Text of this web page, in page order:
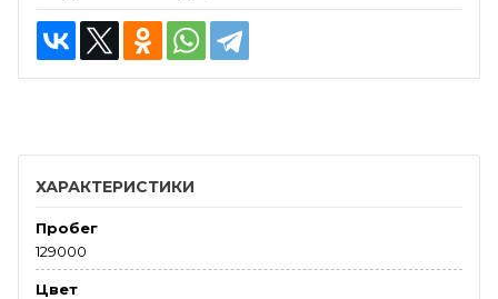
ХАРАКТЕРИСТИКИ
Пробег
129000
Цвет